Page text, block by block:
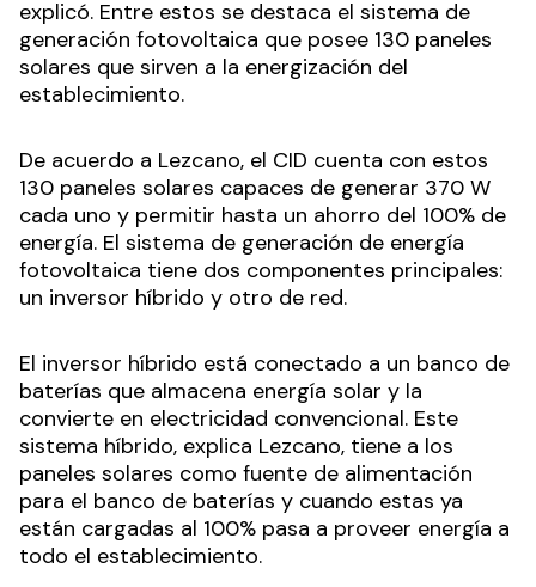
explicó. Entre estos se destaca el sistema de
generación fotovoltaica que posee 130 paneles
solares que sirven a la energización del
establecimiento.
De acuerdo a Lezcano, el CID cuenta con estos
130 paneles solares capaces de generar 370 W
cada uno y permitir hasta un ahorro del 100% de
energía. El sistema de generación de energía
fotovoltaica tiene dos componentes principales:
un inversor híbrido y otro de red.
El inversor híbrido está conectado a un banco de
baterías que almacena energía solar y la
convierte en electricidad convencional. Este
sistema híbrido, explica Lezcano, tiene a los
paneles solares como fuente de alimentación
para el banco de baterías y cuando estas ya
están cargadas al 100% pasa a proveer energía a
todo el establecimiento.